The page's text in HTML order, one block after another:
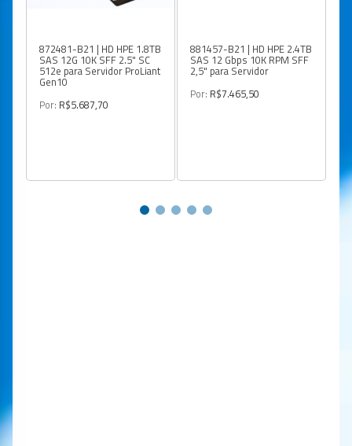
872481-B21 | HD HPE 1.8TB
SAS 12G 10K SFF 2.5" SC
512e para Servidor ProLiant
Gen10
Por: R$5.687,70
881457-B21 | HD HPE 2.4TB
SAS 12 Gbps 10K RPM SFF
2,5" para Servidor
Por: R$7.465,50